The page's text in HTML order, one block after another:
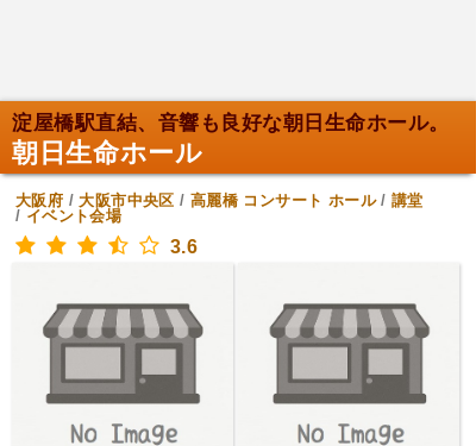
淀屋橋駅直結、音響も良好な朝日生命ホール。
朝日生命ホール
大阪府 /大阪市中央区 / 高麗橋 コンサート ホール/講堂
/ イベント会場
3.6